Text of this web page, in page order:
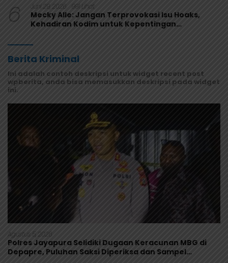
6 Juni 29, 2026 991 Lihat
Mecky Alle: Jangan Terprovokasi Isu Hoaks,
Kehadiran Kodim untuk Kepentingan
Berita Kriminal
Ini adalah contoh deskripsi untuk widget recent post
wpberita, anda bisa memasukkan deskripsi pada widget
ini.
Agustus 5, 2026
Polres Jayapura Selidiki Dugaan Keracunan MBG di
Depapre, Puluhan Saksi Diperiksa dan Sampel